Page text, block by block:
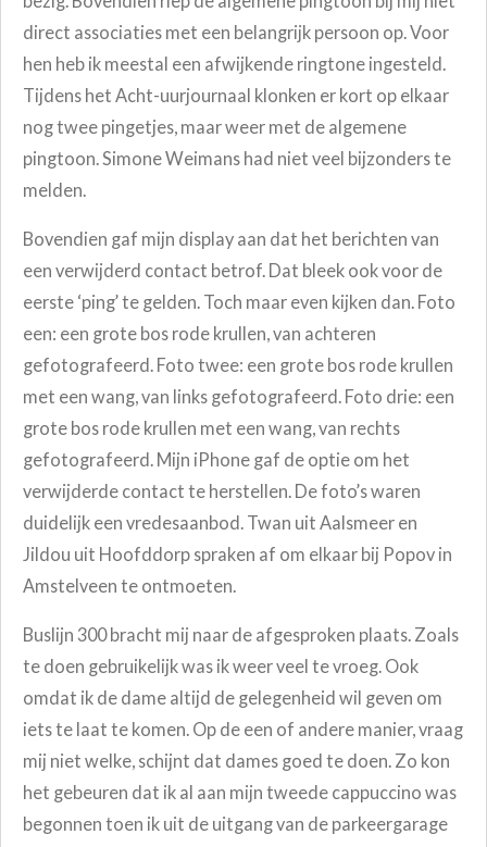
direct associaties met een belangrijk persoon op. Voor
hen heb ik meestal een afwijkende ringtone ingesteld.
Tijdens het Acht-uurjournaal klonken er kort op elkaar
nog twee pingetjes, maar weer met de algemene
pingtoon. Simone Weimans had niet veel bijzonders te
melden.
Bovendien gaf mijn display aan dat het berichten van
een verwijderd contact betrof. Dat bleek ook voor de
eerste ‘ping’ te gelden. Toch maar even kijken dan. Foto
een: een grote bos rode krullen, van achteren
gefotografeerd. Foto twee: een grote bos rode krullen
met een wang, van links gefotografeerd. Foto drie: een
grote bos rode krullen met een wang, van rechts
gefotografeerd. Mijn iPhone gaf de optie om het
verwijderde contact te herstellen. De foto’s waren
duidelijk een vredesaanbod. Twan uit Aalsmeer en
Jildou uit Hoofddorp spraken af om elkaar bij Popov in
Amstelveen te ontmoeten.
Buslijn 300 bracht mij naar de afgesproken plaats. Zoals
te doen gebruikelijk was ik weer veel te vroeg. Ook
omdat ik de dame altijd de gelegenheid wil geven om
iets te laat te komen. Op de een of andere manier, vraag
mij niet welke, schijnt dat dames goed te doen. Zo kon
het gebeuren dat ik al aan mijn tweede cappuccino was
begonnen toen ik uit de uitgang van de parkeergarage